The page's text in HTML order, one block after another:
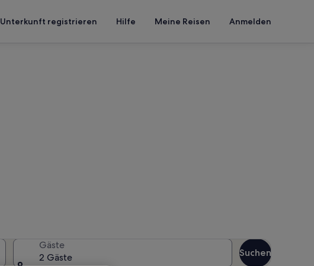
Unterkunft registrieren Hilfe Meine Reisen Anmelden
Gäste
2 Gäste
Suchen